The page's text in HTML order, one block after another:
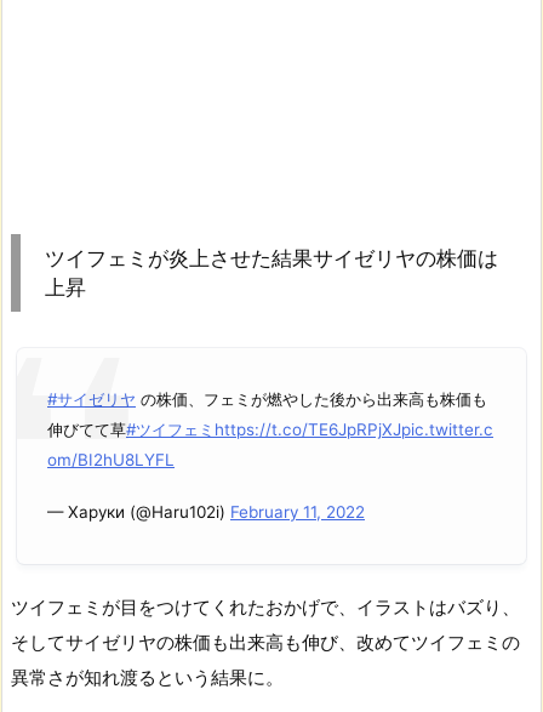
ツイフェミが炎上させた結果サイゼリヤの株価は
上昇
#サイゼリヤ の株価、フェミが燃やした後から出来高も株価も
伸びてて草#ツイフェミ https://t.co/TE6JpRPjXJpic.twitter.c
om/BI2hU8LYFL
— Харуки (@Haru102i) February 11, 2022
ツイフェミが目をつけてくれたおかげで、イラストはバズり、
そしてサイゼリヤの株価も出来高も伸び、改めてツイフェミの
異常さが知れ渡るという結果に。